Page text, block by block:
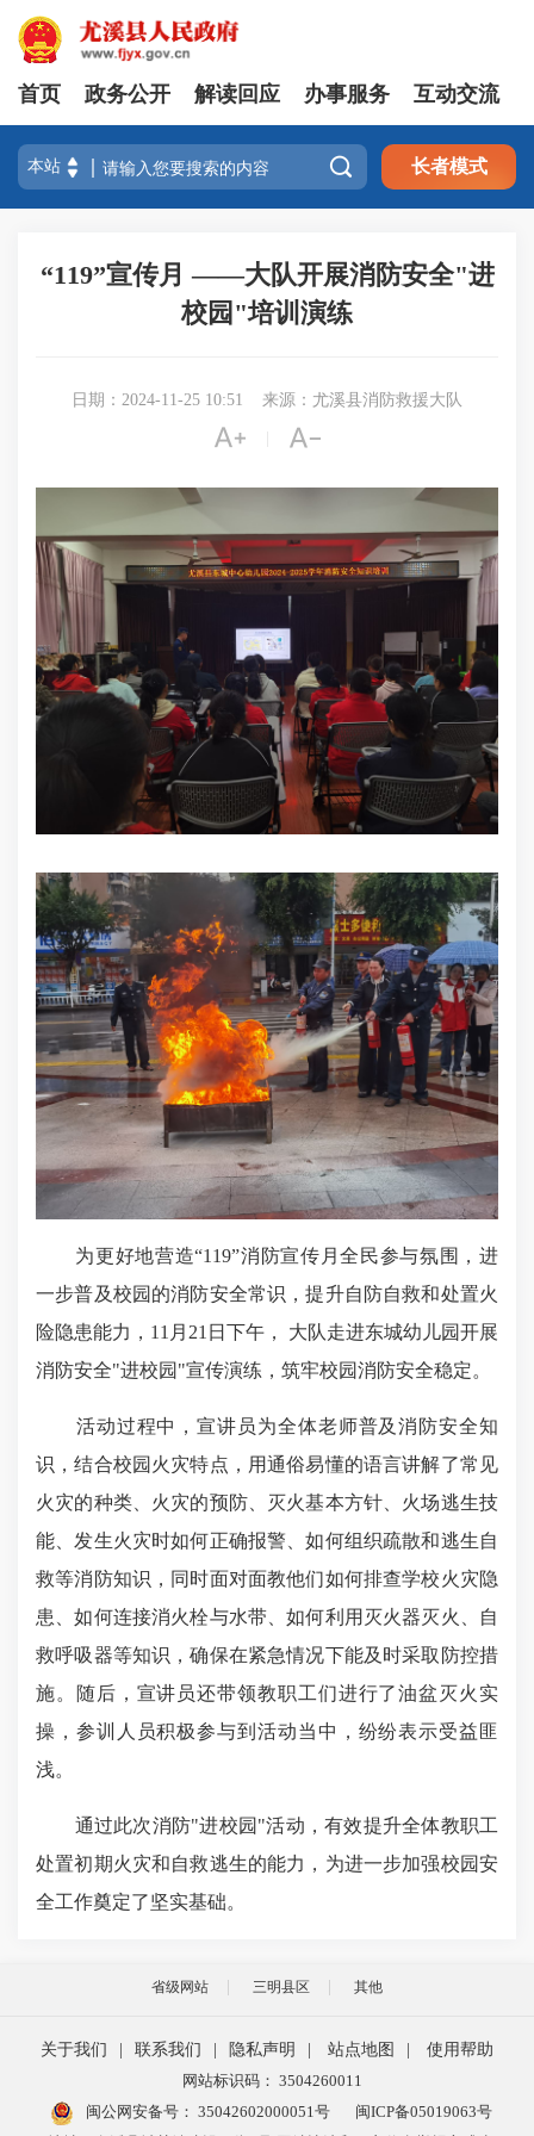
首页 政务公开 解读回应 办事服务 互动交流
 长者模式
“119”宣传月 ——大队开展消防安全"进
校园"培训演练
日期：2024-11-25 10:51 来源：尤溪县消防救援大队
 
为更好地营造“119”消防宣传月全民参与氛围，进
一步普及校园的消防安全常识，提升自防自救和处置火
险隐患能力，11月21日下午， 大队走进东城幼儿园开展
消防安全"进校园"宣传演练，筑牢校园消防安全稳定。
活动过程中，宣讲员为全体老师普及消防安全知
识，结合校园火灾特点，用通俗易懂的语言讲解了常见
火灾的种类、火灾的预防、灭火基本方针、火场逃生技
能、发生火灾时如何正确报警、如何组织疏散和逃生自
救等消防知识，同时面对面教他们如何排查学校火灾隐
患、如何连接消火栓与水带、如何利用灭火器灭火、自
救呼吸器等知识，确保在紧急情况下能及时采取防控措
施。随后，宣讲员还带领教职工们进行了油盆灭火实
操，参训人员积极参与到活动当中，纷纷表示受益匪
浅。
通过此次消防"进校园"活动，有效提升全体教职工
处置初期火灾和自救逃生的能力，为进一步加强校园安
全工作奠定了坚实基础。
省级网站 三明县区 其他
关于我们 联系我们 隐私声明 站点地图
使用帮助
网站标识码： 3504260011
闽公网安备号： 35042602000051号
闽ICP备05019063号